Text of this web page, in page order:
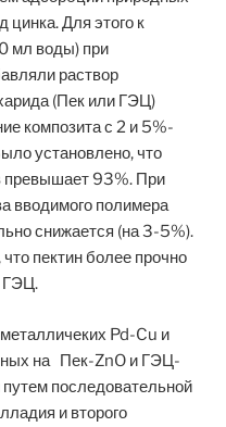
цинка. Для этого к
мл воды) при
раствор
(Пек или ГЭЦ)
композита с 2 и 5%-
установлено, что
превышает 93%. При
вводимого полимера
снижается (на 3-5%).
пектин более прочно
ГЭЦ.
Pd-Cu и
на Пек-ZnO и ГЭЦ-
последовательной
и второго